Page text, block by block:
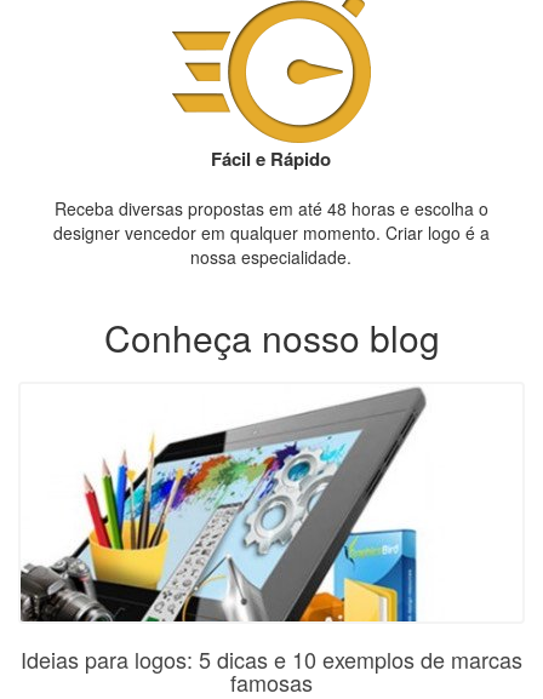
Fácil e Rápido
Receba diversas propostas em até 48 horas e escolha o
designer vencedor em qualquer momento. Criar logo é a
nossa especialidade.
Conheça nosso blog
Ideias para logos: 5 dicas e 10 exemplos de marcas
famosas